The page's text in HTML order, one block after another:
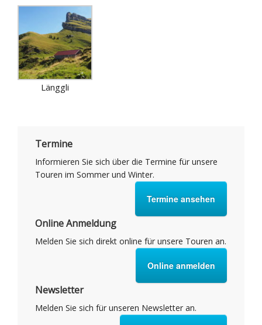
Länggli
Termine
Informieren Sie sich über die Termine für unsere
Touren im Sommer und Winter.
Termine ansehen
Online Anmeldung
Melden Sie sich direkt online für unsere Touren an.
Online anmelden
Newsletter
Melden Sie sich für unseren Newsletter an.